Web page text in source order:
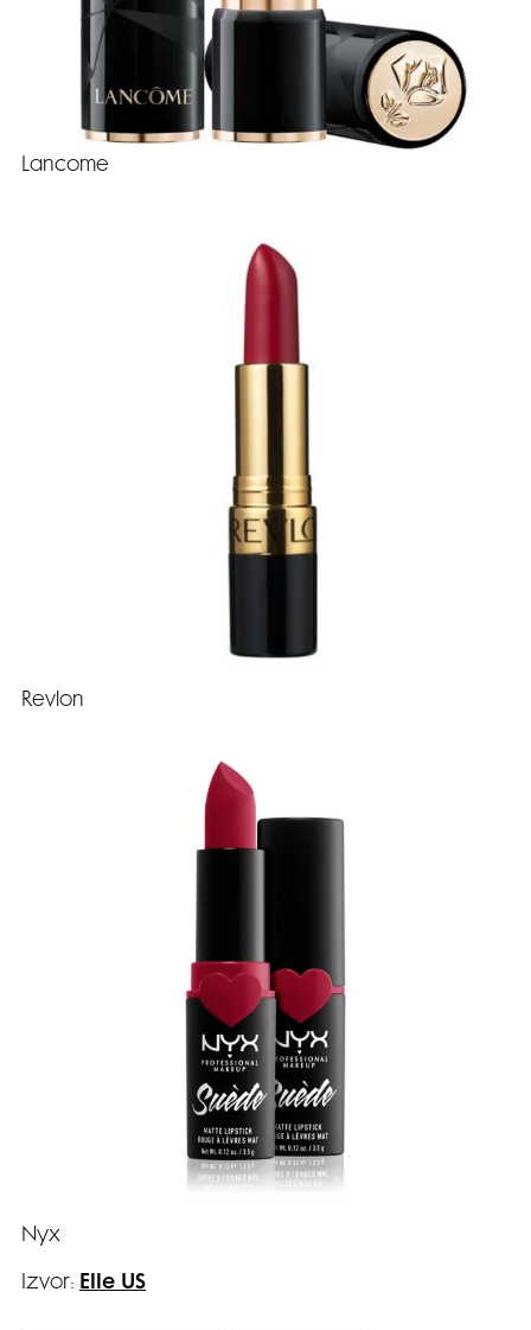
Lancome
Revlon
Nyx
Izvor: Elle US